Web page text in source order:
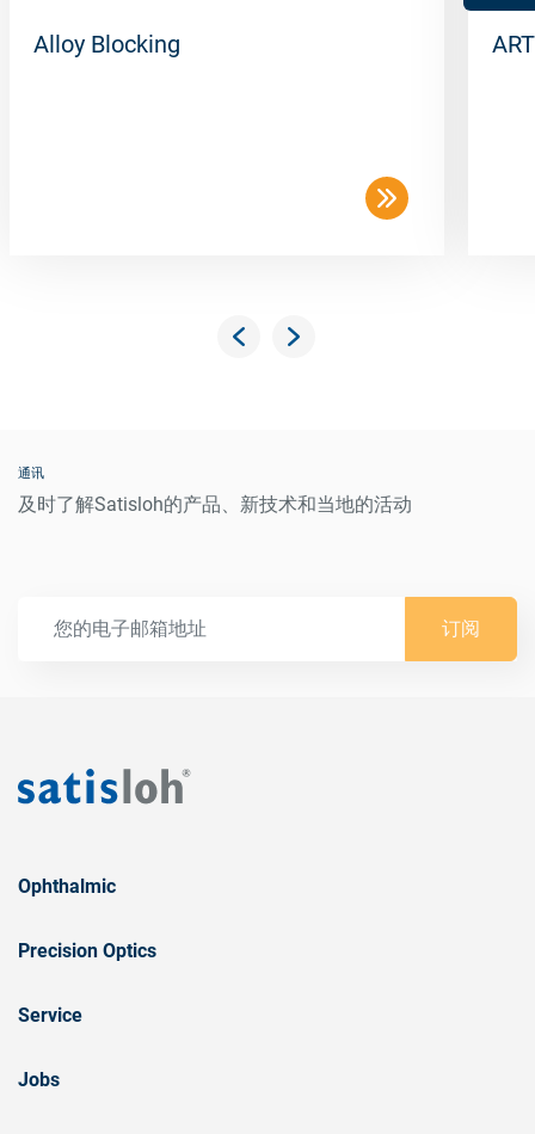
Alloy Blocking
通讯
及时了解Satisloh的产品、新技术和当地的活动
订阅
Ophthalmic
Precision Optics
Service
Jobs